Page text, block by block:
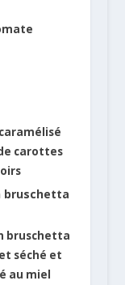
carottes
bruschetta
séché et
au miel